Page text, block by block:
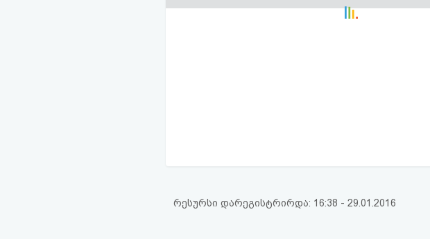
რესურსი დარეგისტრირდა: 16:38 - 29.01.2016